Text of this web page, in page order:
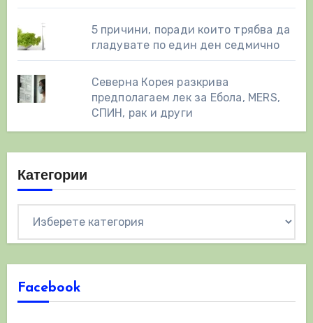
5 причини, поради които трябва да
гладувате по един ден седмично
Северна Корея разкрива
предполагаем лек за Ебола, MERS,
СПИН, рак и други
Категории
Facebook